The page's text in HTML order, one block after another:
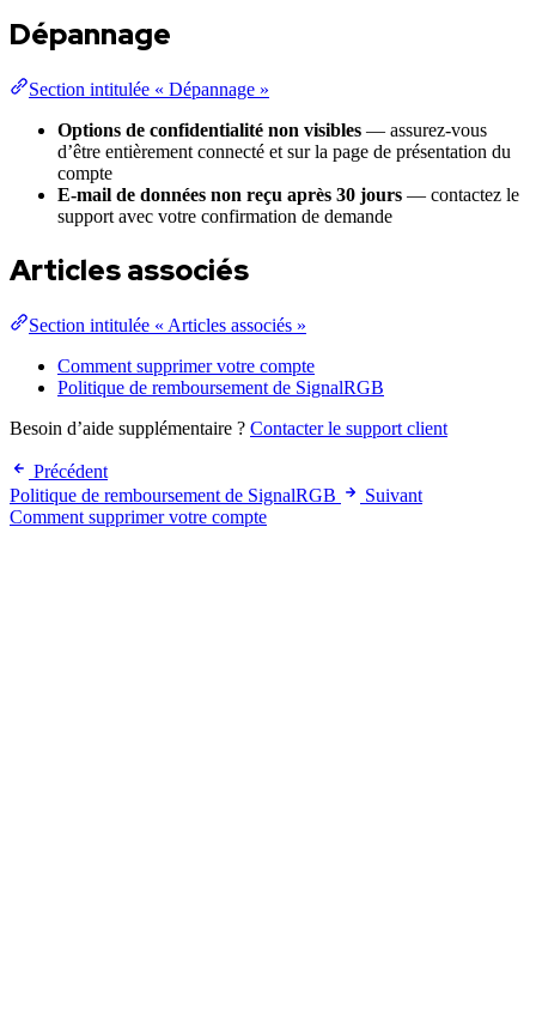
Dépannage
Section intitulée « Dépannage »
Options de confidentialité non visibles — assurez-vous
d’être entièrement connecté et sur la page de présentation du
compte
E-mail de données non reçu après 30 jours — contactez le
support avec votre confirmation de demande
Articles associés
Section intitulée « Articles associés »
Comment supprimer votre compte
Politique de remboursement de SignalRGB
Besoin d’aide supplémentaire ? Contacter le support client
Précédent
Politique de remboursement de SignalRGB
Suivant
Comment supprimer votre compte